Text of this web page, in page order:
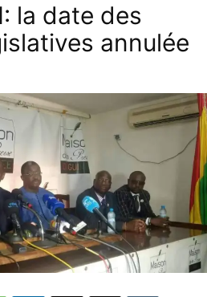
la date des
annulée